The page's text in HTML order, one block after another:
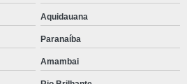
Aquidauana
Paranaíba
Amambai